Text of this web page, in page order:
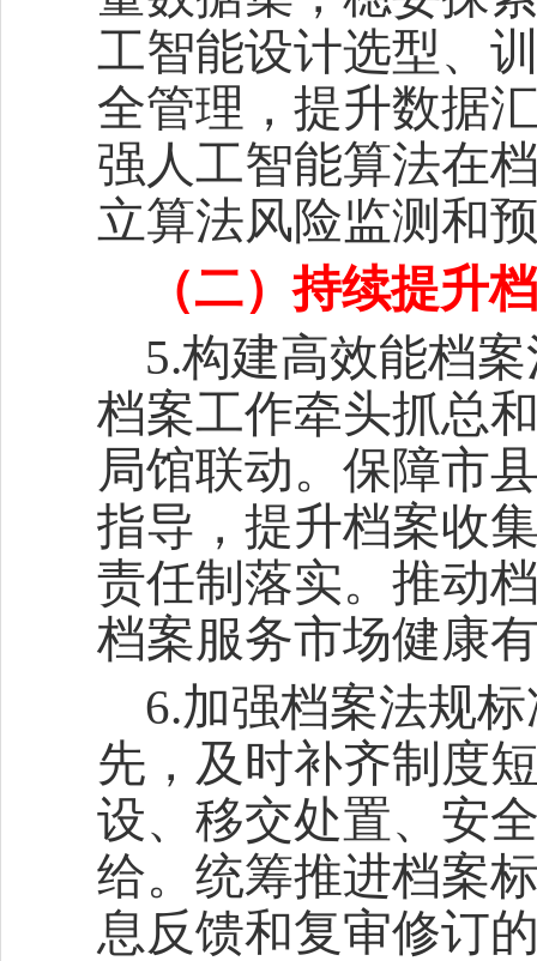
工智能设计选型、
全管理，提升数据
强人工智能算法在
立算法风险监测和
（二）持续提升
5.构建高效能档
档案工作牵头抓总
局馆联动。保障市
指导，提升档案收
责任制落实。推动
档案服务市场健康
6.加强档案法规
先，及时补齐制度
设、移交处置、安
给。统筹推进档案
息反馈和复审修订